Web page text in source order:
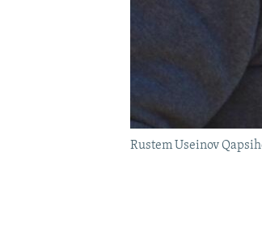
Rustem Useinov